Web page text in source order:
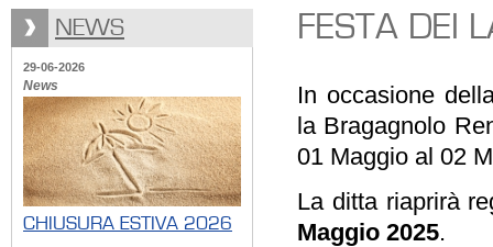
NEWS
29-06-2026
News
CHIUSURA ESTIVA 2026
FESTA DEI
In occasione
la Bragagnolo
01 Maggio al 02
La ditta riaprirà
Maggio 2025.